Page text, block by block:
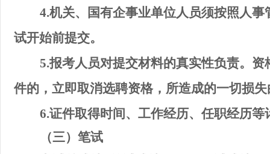
4.机关、国有企事业单位人员须按照人
试开始前提交。
5.报考人员对提交材料的真实性负责。
件的，立即取消选聘资格，所造成的一切损
6.证件取得时间、工作经历、任职经历等
（三） 笔试